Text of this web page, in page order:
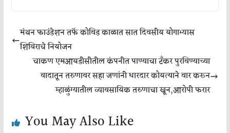
मंथन फाउंडेशन तर्फे कोविड काळात सात दिवसीय योगाभ्यास
शिबिराचे नियोजन
चाकण एमआयडीसीतील कंपनीत पाण्याचा टँकर पुरविण्याच्या
वादातून तरुणावर सहा जणांनी धारदार कोयत्याने वार करून
म्हाळुंग्यातील व्यावसायिक तरुणाचा खून,आरोपी फरार
You May Also Like